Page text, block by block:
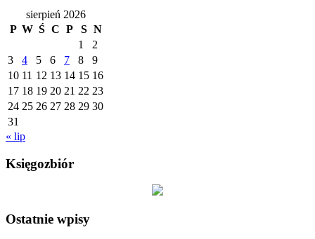
sierpień 2026
P W Ś C P S N
1
2
3
4 5 6 7 8
9
10 11 12 13 14 15 16
17 18 19 20 21 22 23
24 25 26 27 28 29 30
31
« lip
Księgozbiór
Ostatnie wpisy